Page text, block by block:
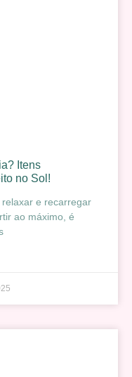
Itens
no Sol!
e recarregar
ao máximo, é